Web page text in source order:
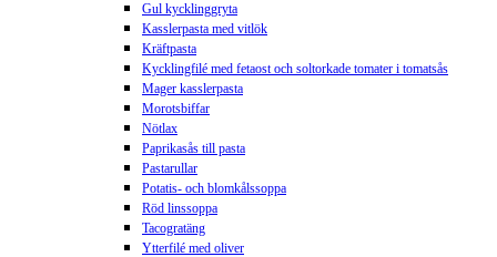
Gul kycklinggryta
Kasslerpasta med vitlök
Kräftpasta
Kycklingfilé med fetaost och soltorkade tomater i tomatsås
Mager kasslerpasta
Morotsbiffar
Nötlax
Paprikasås till pasta
Pastarullar
Potatis- och blomkålssoppa
Röd linssoppa
Tacogratäng
Ytterfilé med oliver